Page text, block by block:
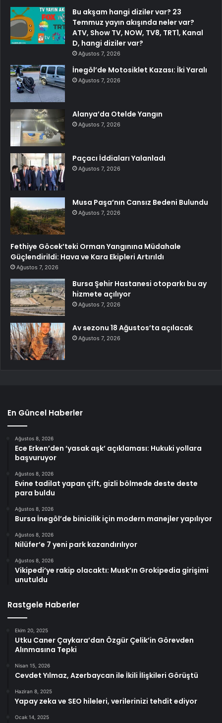
Bu akşam hangi diziler var? 23
Temmuz yayın akışında neler var?
ATV, Show TV, NOW, TV8, TRT1, Kanal
D, hangi diziler var?
Ağustos 7, 2026
İnegöl’de Motosiklet Kazası: İki Yaralı
Ağustos 7, 2026
Alanya’da Otelde Yangın
Ağustos 7, 2026
Paçacı İddiaları Yalanladı
Ağustos 7, 2026
Musa Paşa’nın Cansız Bedeni Bulundu
Ağustos 7, 2026
Fethiye Göcek’teki Orman Yangınına Müdahale
Güçlendirildi: Hava ve Kara Ekipleri Artırıldı
Ağustos 7, 2026
Bursa Şehir Hastanesi otoparkı bu ay
hizmete açılıyor
Ağustos 7, 2026
Av sezonu 18 Ağustos’ta açılacak
Ağustos 7, 2026
En Güncel Haberler
Ağustos 8, 2026
Ece Erken’den ‘yasak aşk’ açıklaması: Hukuki yollara
başvuruyor
Ağustos 8, 2026
Evine tadilat yapan çift, gizli bölmede deste deste
para buldu
Ağustos 8, 2026
Bursa İnegöl’de binicilik için modern manejler yapılıyor
Ağustos 8, 2026
Nilüfer’e 7 yeni park kazandırılıyor
Ağustos 8, 2026
Vikipedi’ye rakip olacaktı: Musk’ın Grokipedia girişimi
unutuldu
Rastgele Haberler
Ekim 20, 2025
Utku Caner Çaykara’dan Özgür Çelik’in Görevden
Alınmasına Tepki
Nisan 15, 2026
Cevdet Yılmaz, Azerbaycan ile İkili İlişkileri Görüştü
Haziran 8, 2025
Yapay zeka ve SEO hileleri, verilerinizi tehdit ediyor
Ocak 14, 2025